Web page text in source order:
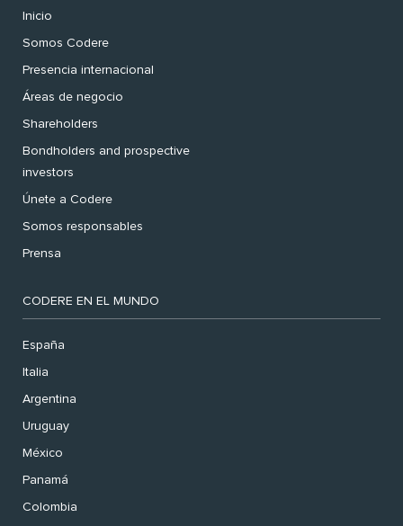
Inicio
Somos Codere
Presencia internacional
Áreas de negocio
Shareholders
Bondholders and prospective
investors
Únete a Codere
Somos responsables
Prensa
CODERE EN EL MUNDO
España
Italia
Argentina
Uruguay
México
Panamá
Colombia